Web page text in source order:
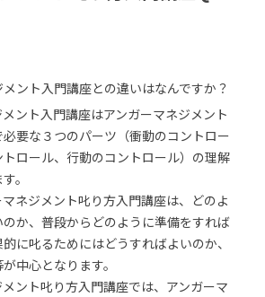
ント入門講座との違いはなんですか？
ント入門講座はアンガーマネジメント
要な３つのパーツ（衝動のコントロー
ロール、行動のコントロール）の理解
。
ネジメント叱り方入門講座は、どのよ
のか、普段からどのように準備をすれば
に叱るためにはどうすればよいのか、
中心となります。
ント叱り方入門講座では、アンガーマ